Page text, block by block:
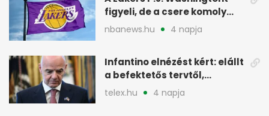
figyeli, de a csere komoly
akadályokba ütközhet
nbanews.hu 4 napja
Infantino elnézést kért: elállt
a befektetős tervtől,
maradhat FIFA-elnök
telex.hu 4 napja